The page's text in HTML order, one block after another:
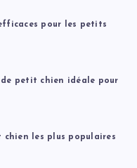
pour les petits
petit chien idéale pour
chien les plus populaires